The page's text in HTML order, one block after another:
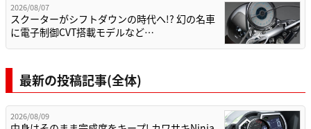
2026/08/07
スクーターがシフトダウンの時代へ!? 幻の名車
に電子制御CVT搭載モデルなど…
最新の投稿記事(全体)
2026/08/09